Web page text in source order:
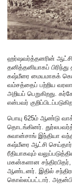
ஹர்ஷவர்த்தனரின்
தனித்தனியாகப்
கஷ்மீரை மையமாகக்
வம்சத்தைப் பற்றிய
அறியப் பெறுகிறது.
என்பவர்
பொயு 625ம் ஆண்டு
தொடங்கினர்.
சுவான்சாங் இந்தியா
கஷ்மீரை ஆட்சி
ரீதியாகவும்
மகன்களான சந்திரபிதர்,
ஆண்டனர். இதில்
கொல்லப்பட்டார்.